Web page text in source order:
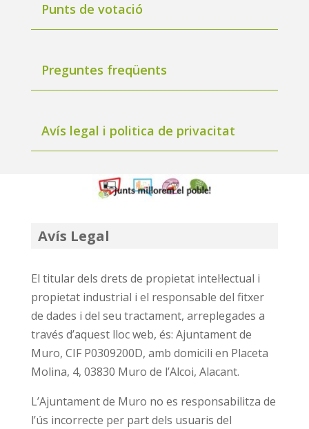
Punts de votació
Preguntes freqüents
Avís legal i politica de privacitat
Avís Legal
El titular dels drets de propietat intel·lectual i
propietat industrial i el responsable del fitxer
de dades i del seu tractament, arreplegades a
través d’aquest lloc web, és: Ajuntament de
Muro, CIF P0309200D, amb domicili en Placeta
Molina, 4, 03830 Muro de l’Alcoi, Alacant.
L’Ajuntament de Muro no es responsabilitza de
l’ús incorrecte per part dels usuaris del